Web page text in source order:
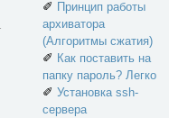
✐ Принцип работы
архиватора
(Алгоритмы сжатия)
✐ Как поставить на
папку пароль? Легко
✐ Установка ssh-
сервера